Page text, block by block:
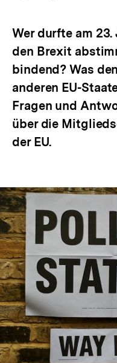
Wer durfte am
den Brexit
bindend? Was
anderen EU-
Fragen und
über die
der EU.